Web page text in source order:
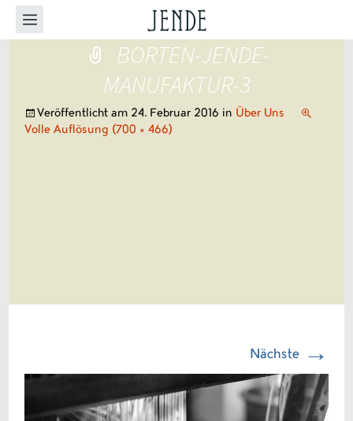
BORTEN-JENDE-
MANUFAKTUR-3
Veröffentlicht am 24. Februar 2016 in Über Uns
Volle Auflösung (700 × 466)
Nächste →